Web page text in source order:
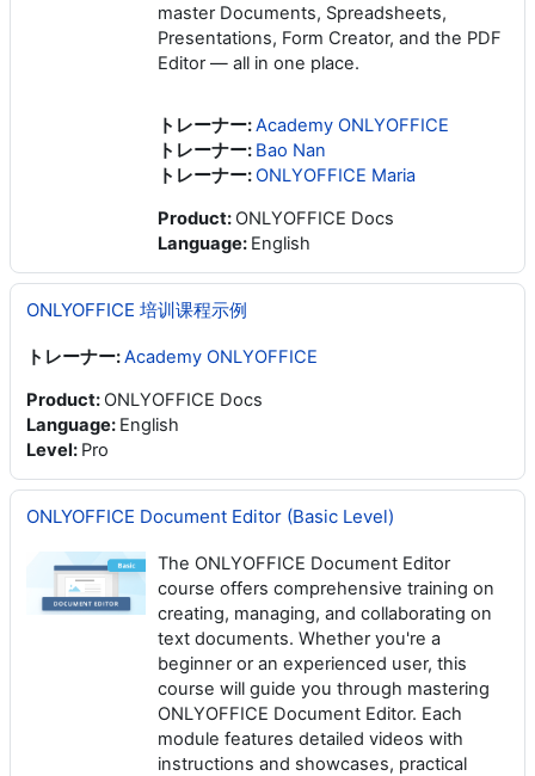
master Documents, Spreadsheets,
Presentations, Form Creator, and the PDF
Editor — all in one place.
トレーナー:Academy ONLYOFFICE
トレーナー: Bao Nan
トレーナー:ONLYOFFICE Maria
Product: ONLYOFFICE Docs
Language: English
ONLYOFFICE 培训课程示例
トレーナー:Academy ONLYOFFICE
Product: ONLYOFFICE Docs
Language: English
Level: Pro
ONLYOFFICE Document Editor (Basic Level)
The ONLYOFFICE Document Editor
course offers comprehensive training on
creating, managing, and collaborating on
text documents. Whether you're a
beginner or an experienced user, this
course will guide you through mastering
ONLYOFFICE Document Editor. Each
module features detailed videos with
instructions and showcases, practical